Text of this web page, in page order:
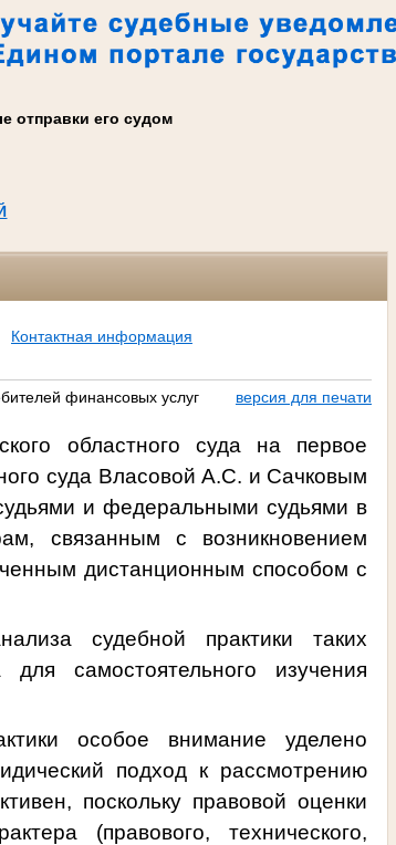
отправки его судом
Контактная информация
финансовых услуг
версия для печати
областного суда на первое
суда Власовой А.С. и Сачковым
и федеральными судьями в
связанным с возникновением
дистанционным способом с
судебной практики таких
самостоятельного изучения
особое внимание уделено
подход к рассмотрению
поскольку правовой оценки
(правового, технического,